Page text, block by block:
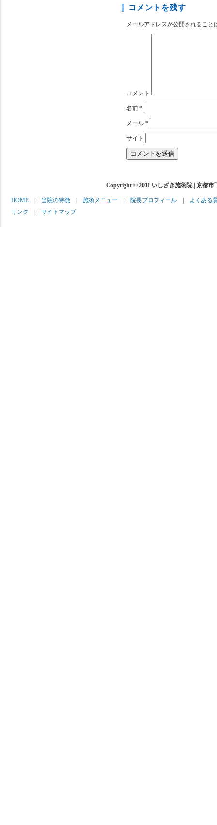
コメントを残す
メールアドレスが公開されること
コメント
名前 *
メール *
サイト
Copyright © 2011 いしざき施術院 | 京都
HOME 当院の特徴 施術メニュー 院長プロフィール
よくある
リンク
サイトマップ